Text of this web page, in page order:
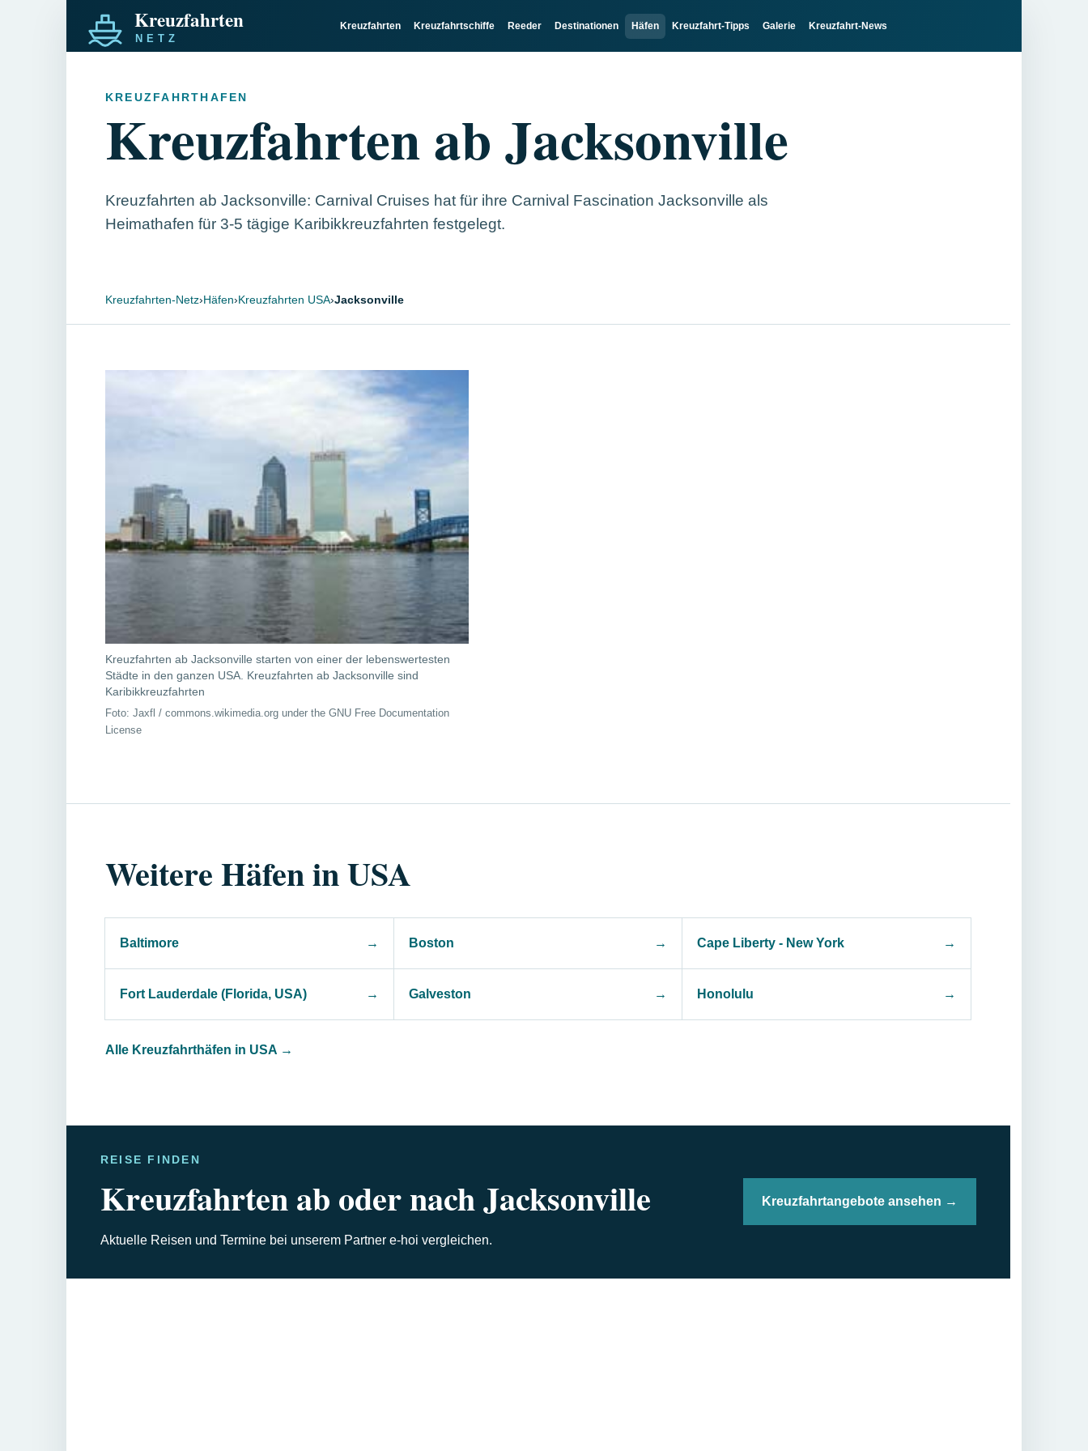
Kreuzfahrten Kreuzfahrtschiffe Reeder Destinationen Häfen Kreuzfahrt-Tipps Galerie Kreuzfahrt-News
KREUZFAHRTHAFEN
Kreuzfahrten ab Jacksonville
Kreuzfahrten ab Jacksonville: Carnival Cruises hat für ihre Carnival Fascination Jacksonville als
Heimathafen für 3-5 tägige Karibikkreuzfahrten festgelegt.
Kreuzfahrten-Netz›Häfen›Kreuzfahrten USA›Jacksonville
Kreuzfahrten ab Jacksonville starten von einer der lebenswertesten
Städte in den ganzen USA. Kreuzfahrten ab Jacksonville sind
Karibikkreuzfahrten
Foto: Jaxfl / commons.wikimedia.org under the GNU Free Documentation
License
Weitere Häfen in USA
Baltimore → Boston → Cape Liberty - New York →
Fort Lauderdale (Florida, USA) → Galveston → Honolulu →
Alle Kreuzfahrthäfen in USA →
REISE FINDEN
Kreuzfahrten ab oder nach Jacksonville
Aktuelle Reisen und Termine bei unserem Partner e-hoi vergleichen.
Kreuzfahrtangebote ansehen →